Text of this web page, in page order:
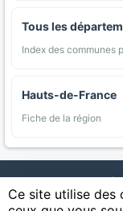
Tous les
Index des communes
Hauts-de-France
Fiche de la région
AgriMap —
Appellations |
Ce site utilise des